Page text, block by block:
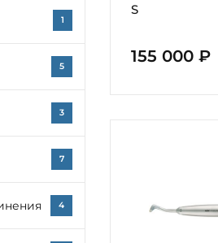
1
5
3
7
4
S
155 000 ₽